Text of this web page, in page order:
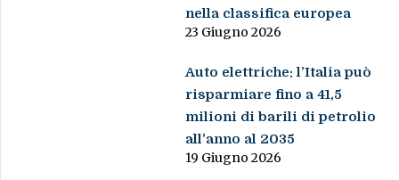
nella classifica europea
23 Giugno 2026
Auto elettriche: l’Italia può
risparmiare fino a 41,5
milioni di barili di petrolio
all’anno al 2035
19 Giugno 2026